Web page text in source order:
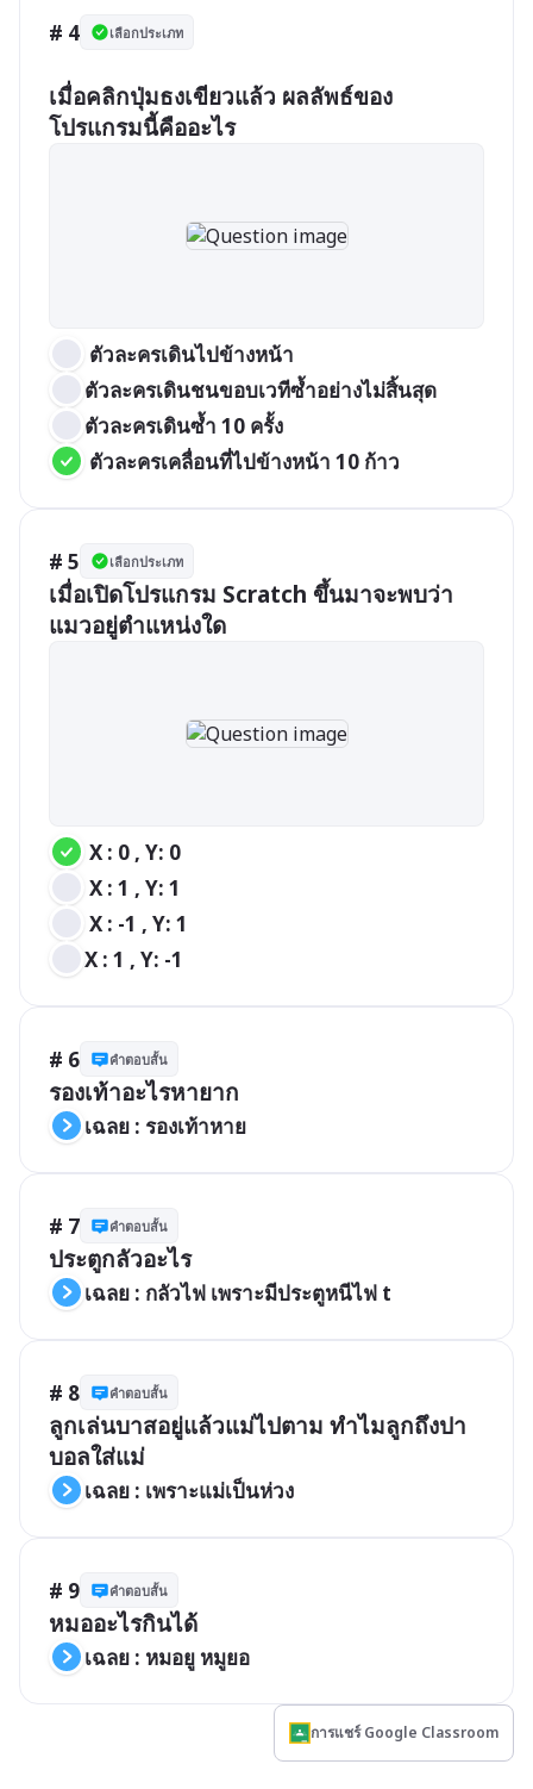
# 4 เลือกประเภท
เมื่อคลิกปุ่มธงเขียวแล้ว ผลลัพธ์ของ
โปรแกรมนี้คืออะไร
ตัวละครเดินไปข้างหน้า
ตัวละครเดินชนขอบเวทีซ้ำอย่างไม่สิ้นสุด
ตัวละครเดินซ้ำ 10 ครั้ง
ตัวละครเคลื่อนที่ไปข้างหน้า 10 ก้าว
# 5 เลือกประเภท
เมื่อเปิดโปรแกรม Scratch ขึ้นมาจะพบว่า
แมวอยู่ตำแหน่งใด
X : 0 , Y: 0
X : 1 , Y: 1
X : -1 , Y: 1
X : 1 , Y: -1
# 6 คำตอบสั้น
รองเท้าอะไรหายาก
เฉลย : รองเท้าหาย
# 7 คำตอบสั้น
ประตูกลัวอะไร
เฉลย : กลัวไฟ เพราะมีประตูหนีไฟ t
# 8 คำตอบสั้น
ลูกเล่นบาสอยู่แล้วแม่ไปตาม ทำไมลูกถึงปา
บอลใส่แม่
เฉลย : เพราะแม่เป็นห่วง
# 9 คำตอบสั้น
หมออะไรกินได้
เฉลย : หมอยู หมูยอ
การแชร์ Google Classroom